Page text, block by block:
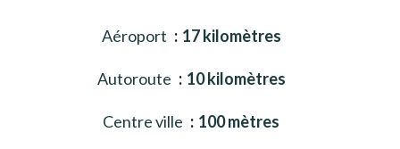
Aéroport 17 kilomètres
Autoroute 10 kilomètres
Centre ville 100 mètres